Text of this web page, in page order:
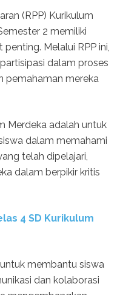
(RPP) Kurikulum
2 memiliki
Melalui RPP ini,
dalam proses
pemahaman mereka
Merdeka adalah untuk
dalam memahami
telah dipelajari,
dalam berpikir kritis
4 SD Kurikulum
membantu siswa
dan kolaborasi